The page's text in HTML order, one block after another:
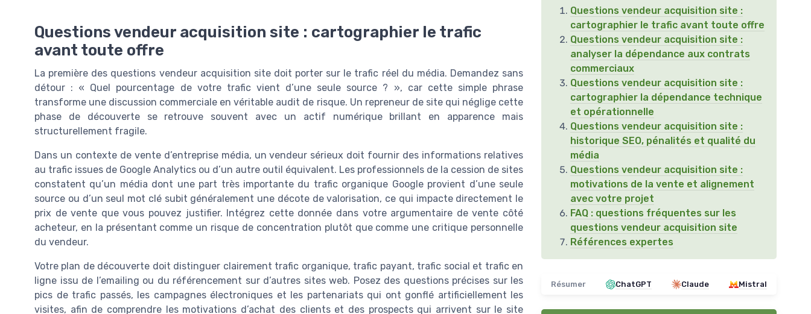
Questions vendeur acquisition site : cartographier le trafic
avant toute offre
La première des questions vendeur acquisition site doit porter sur le trafic réel du média. Demandez sans
détour : « Quel pourcentage de votre trafic vient d’une seule source ? », car cette simple phrase
transforme une discussion commerciale en véritable audit de risque. Un repreneur de site qui néglige cette
phase de découverte se retrouve souvent avec un actif numérique brillant en apparence mais
structurellement fragile.
Dans un contexte de vente d’entreprise média, un vendeur sérieux doit fournir des informations relatives
au trafic issues de Google Analytics ou d’un autre outil équivalent. Les professionnels de la cession de sites
constatent qu’un média dont une part très importante du trafic organique Google provient d’une seule
source ou d’un seul mot clé subit généralement une décote de valorisation, ce qui impacte directement le
prix de vente que vous pouvez justifier. Intégrez cette donnée dans votre argumentaire de vente côté
acheteur, en la présentant comme un risque de concentration plutôt que comme une critique personnelle
du vendeur.
Votre plan de découverte doit distinguer clairement trafic organique, trafic payant, trafic social et trafic en
ligne issu de l’emailing ou du référencement sur d’autres sites web. Posez des questions précises sur les
pics de trafic passés, les campagnes électroniques et les partenariats qui ont gonflé artificiellement les
visites, afin de comprendre les motivations d’achat des clients et des prospects qui arrivent sur le site
Questions vendeur acquisition site :
cartographier le trafic avant toute offre
Questions vendeur acquisition site :
analyser la dépendance aux contrats
commerciaux
Questions vendeur acquisition site :
cartographier la dépendance technique
et opérationnelle
Questions vendeur acquisition site :
historique SEO, pénalités et qualité du
média
Questions vendeur acquisition site :
motivations de la vente et alignement
avec votre projet
FAQ : questions fréquentes sur les
questions vendeur acquisition site
Références expertes
Résumer ChatGPT Claude Mistral